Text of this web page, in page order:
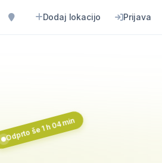
Dodaj lokacijo Prijava
Odprto še 1 h 04 min